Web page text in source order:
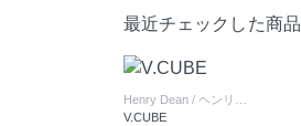
最近チェックした商品
Henry Dean / ヘンリーディーン
V.CUBE